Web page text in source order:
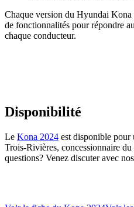
Chaque version du Hyundai
de fonctionnalités pour répondre
chaque conducteur.
Disponibilité
Le Kona 2024 est disponible pour
Trois-Rivières, concessionnaire du
questions? Venez discuter avec